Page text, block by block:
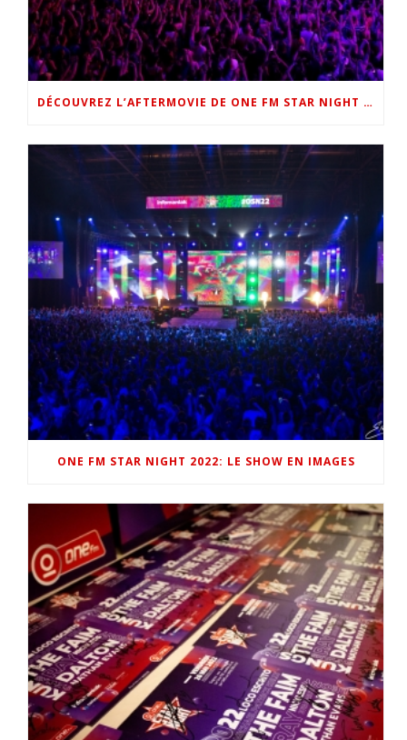
DÉCOUVREZ L’AFTERMOVIE DE ONE FM STAR NIGHT 2022 !
ONE FM STAR NIGHT 2022: LE SHOW EN IMAGES